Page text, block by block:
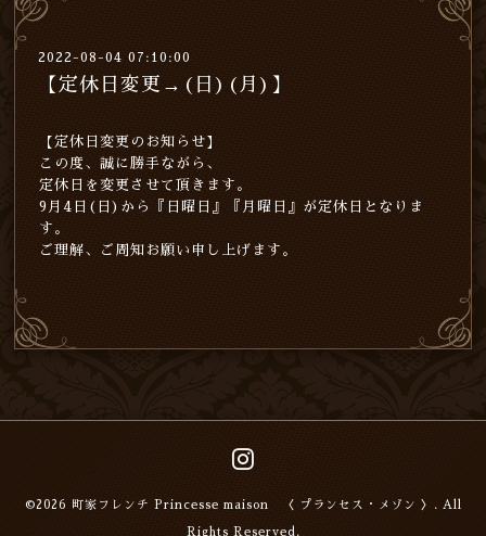
2022-08-04 07:10:00
【定休日変更→(日)(月)】
【定休日変更のお知らせ】
この度、誠に勝手ながら、
定休日を変更させて頂きます。
9月4日(日)から『日曜日』『月曜日』が定休日となりま
す。
ご理解、ご周知お願い申し上げます。
©2026 町家フレンチ Princesse maison 〈 プランセス・メゾン 〉 . All
Rights Reserved.